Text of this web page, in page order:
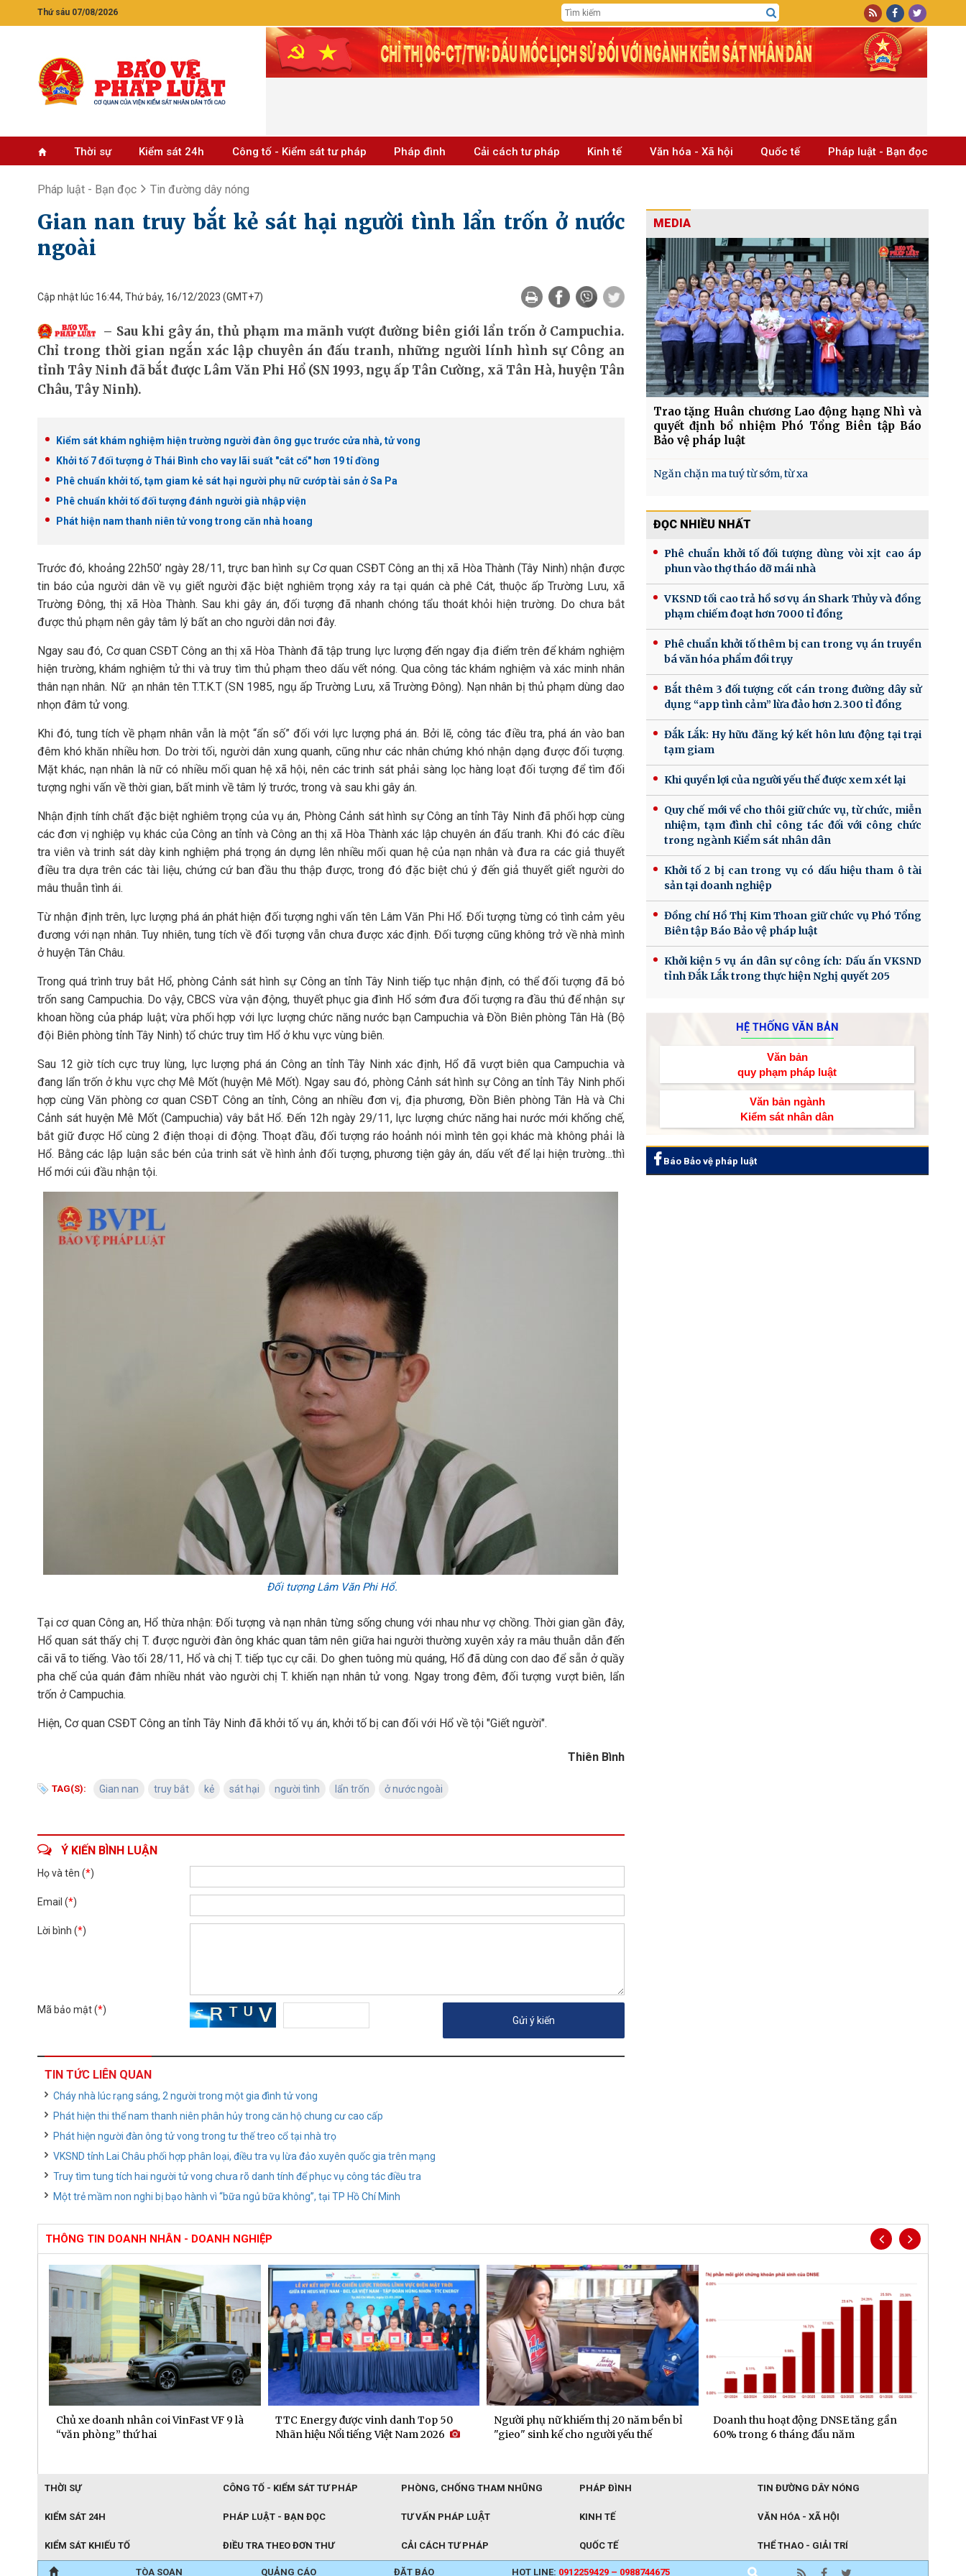
Thứ sáu 07/08/2026
Thời sự Kiểm sát 24h Công tố - Kiểm sát tư pháp Pháp đình Cải cách tư pháp Kinh tế Văn hóa - Xã hội Quốc tế Pháp luật - Bạn đọc
Pháp luật - Bạn đọc Tin đường dây nóng
Gian nan truy bắt kẻ sát hại người tình lẩn trốn ở nước
ngoài
Cập nhật lúc 16:44, Thứ bảy, 16/12/2023 (GMT+7)
Sau khi gây án, thủ phạm ma mãnh vượt đường biên giới lẩn trốn ở Campuchia.
Chỉ trong thời gian ngắn xác lập chuyên án đấu tranh, những người lính hình sự Công an
tỉnh Tây Ninh đã bắt được Lâm Văn Phi Hổ (SN 1993, ngụ ấp Tân Cường, xã Tân Hà, huyện Tân
Châu, Tây Ninh).
Kiểm sát khám nghiệm hiện trường người đàn ông gục trước cửa nhà, tử vong
Khởi tố 7 đối tượng ở Thái Bình cho vay lãi suất "cắt cổ" hơn 19 tỉ đồng
Phê chuẩn khởi tố, tạm giam kẻ sát hại người phụ nữ cướp tài sản ở Sa Pa
Phê chuẩn khởi tố đối tượng đánh người già nhập viện
Phát hiện nam thanh niên tử vong trong căn nhà hoang
Trước đó, khoảng 22h50’ ngày 28/11, trực ban hình sự Cơ quan CSĐT Công an thị xã Hòa Thành (Tây Ninh) nhận được
tin báo của người dân về vụ giết người đặc biệt nghiêm trọng xảy ra tại quán cà phê Cát, thuộc ấp Trường Lưu, xã
Trường Đông, thị xã Hòa Thành. Sau khi gây án, đối tượng đã nhanh chóng tẩu thoát khỏi hiện trường. Do chưa bắt
được thủ phạm nên gây tâm lý bất an cho người dân nơi đây.
Ngay sau đó, Cơ quan CSĐT Công an thị xã Hòa Thành đã tập trung lực lượng đến ngay địa điểm trên để khám nghiệm
hiện trường, khám nghiệm tử thi và truy tìm thủ phạm theo dấu vết nóng. Qua công tác khám nghiệm và xác minh nhân
thân nạn nhân. Nữ ạn nhân tên T.T.K.T (SN 1985, ngụ ấp Trường Lưu, xã Trường Đông). Nạn nhân bị thủ phạm dùng dao
nhọn đâm tử vong.
Khi đó, tung tích về phạm nhân vẫn là một “ẩn số” đối với lực lượng phá án. Bởi lẽ, công tác điều tra, phá án vào ban
đêm khó khăn nhiều hơn. Do trời tối, người dân xung quanh, cũng như các nhân chứng khó nhận dạng được đối tượng.
Mặt khác, nạn nhân là nữ có nhiều mối quan hệ xã hội, nên các trinh sát phải sàng lọc hàng loạt đối tượng để tìm đối
tượng nghi vấn về thời gian, bất minh về tâm lý trước, trong và sau khi gây án.
Nhận định tính chất đặc biệt nghiêm trọng của vụ án, Phòng Cảnh sát hình sự Công an tỉnh Tây Ninh đã phối hợp cùng
các đơn vị nghiệp vụ khác của Công an tỉnh và Công an thị xã Hòa Thành xác lập chuyên án đấu tranh. Khi đó các điều
tra viên và trinh sát dày kinh nghiệm phá trọng án dựng lên nhiều mối quan hệ của nạn nhân và đưa ra các giả thuyết
điều tra dựa trên các tài liệu, chứng cứ ban đầu thu thập được, trong đó đặc biệt chú ý đến giả thuyết giết người do
mâu thuẫn tình ái.
Từ nhận định trên, lực lượng phá án phát hiện đối tượng nghi vấn tên Lâm Văn Phi Hổ. Đối tượng từng có tình cảm yêu
đương với nạn nhân. Tuy nhiên, tung tích về đối tượng vẫn chưa được xác định. Đối tượng cũng không trở về nhà mình
ở huyện Tân Châu.
Trong quá trình truy bắt Hổ, phòng Cảnh sát hình sự Công an tỉnh Tây Ninh tiếp tục nhận định, có thể đối tượng đã bỏ
trốn sang Campuchia. Do vậy, CBCS vừa vận động, thuyết phục gia đình Hổ sớm đưa đối tượng ra đầu thú để nhận sự
khoan hồng của pháp luật; vừa phối hợp với lực lượng chức năng nước bạn Campuchia và Đồn Biên phòng Tân Hà (Bộ
đội Biên phòng tỉnh Tây Ninh) tổ chức truy tìm Hổ ở khu vực vùng biên.
Sau 12 giờ tích cực truy lùng, lực lượng phá án Công an tỉnh Tây Ninh xác định, Hổ đã vượt biên qua Campuchia và
đang lẩn trốn ở khu vực chợ Mê Mốt (huyện Mê Mốt). Ngay sau đó, phòng Cảnh sát hình sự Công an tỉnh Tây Ninh phối
hợp cùng Văn phòng cơ quan CSĐT Công an tỉnh, Công an nhiều đơn vị, địa phương, Đồn Biên phòng Tân Hà và Chi
Cảnh sát huyện Mê Mốt (Campuchia) vây bắt Hổ. Đến 12h ngày 29/11, lực lượng chức năng hai nước mới khống chế,
bắt giữ được Hổ cùng 2 điện thoại di động. Thoạt đầu, đối tượng ráo hoảnh nói mình tên gọi khác mà không phải là
Hổ. Bằng các lập luận sắc bén của trinh sát về hình ảnh đối tượng, phương tiện gây án, dấu vết để lại hiện trường…thì
Hổ mới cúi đầu nhận tội.
Đối tượng Lâm Văn Phi Hổ.
Tại cơ quan Công an, Hổ thừa nhận: Đối tượng và nạn nhân từng sống chung với nhau như vợ chồng. Thời gian gần đây,
Hổ quan sát thấy chị T. được người đàn ông khác quan tâm nên giữa hai người thường xuyên xảy ra mâu thuẫn dẫn đến
cãi vã to tiếng. Vào tối 28/11, Hổ và chị T. tiếp tục cự cãi. Do ghen tuông mù quáng, Hổ đã dùng con dao để sẵn ở quầy
pha chế của quán đâm nhiều nhát vào người chị T. khiến nạn nhân tử vong. Ngay trong đêm, đối tượng vượt biên, lẩn
trốn ở Campuchia.
Hiện, Cơ quan CSĐT Công an tỉnh Tây Ninh đã khởi tố vụ án, khởi tố bị can đối với Hổ về tội "Giết người".
Thiên Bình
TAG(S): Gian nan truy bắt kẻ sát hại người tình lẩn trốn ở nước ngoài
Ý KIẾN BÌNH LUẬN
Họ và tên (*)
Email (*)
Lời bình (*)
Mã bảo mật (*)
TIN TỨC LIÊN QUAN
Cháy nhà lúc rạng sáng, 2 người trong một gia đình tử vong
Phát hiện thi thể nam thanh niên phân hủy trong căn hộ chung cư cao cấp
Phát hiện người đàn ông tử vong trong tư thế treo cổ tại nhà trọ
VKSND tỉnh Lai Châu phối hợp phân loại, điều tra vụ lừa đảo xuyên quốc gia trên mạng
Truy tìm tung tích hai người tử vong chưa rõ danh tính để phục vụ công tác điều tra
Một trẻ mầm non nghi bị bạo hành vì “bữa ngủ bữa không”, tại TP Hồ Chí Minh
MEDIA
Trao tặng Huân chương Lao động hạng Nhì và
quyết định bổ nhiệm Phó Tổng Biên tập Báo
Bảo vệ pháp luật
Ngăn chặn ma tuý từ sớm, từ xa
ĐỌC NHIỀU NHẤT
Phê chuẩn khởi tố đối tượng dùng vòi xịt cao áp
phun vào thợ tháo dỡ mái nhà
VKSND tối cao trả hồ sơ vụ án Shark Thủy và đồng
phạm chiếm đoạt hơn 7000 tỉ đồng
Phê chuẩn khởi tố thêm bị can trong vụ án truyền
bá văn hóa phẩm đồi trụy
Bắt thêm 3 đối tượng cốt cán trong đường dây sử
dụng “app tình cảm” lừa đảo hơn 2.300 tỉ đồng
Đắk Lắk: Hy hữu đăng ký kết hôn lưu động tại trại
tạm giam
Khi quyền lợi của người yếu thế được xem xét lại
Quy chế mới về cho thôi giữ chức vụ, từ chức, miễn
nhiệm, tạm đình chỉ công tác đối với công chức
trong ngành Kiểm sát nhân dân
Khởi tố 2 bị can trong vụ có dấu hiệu tham ô tài
sản tại doanh nghiệp
Đồng chí Hồ Thị Kim Thoan giữ chức vụ Phó Tổng
Biên tập Báo Bảo vệ pháp luật
Khởi kiện 5 vụ án dân sự công ích: Dấu ấn VKSND
tỉnh Đắk Lắk trong thực hiện Nghị quyết 205
HỆ THỐNG VĂN BẢN
Văn bản
quy phạm pháp luật
Văn bản ngành
Kiểm sát nhân dân
Báo Bảo vệ pháp luật
THÔNG TIN DOANH NHÂN - DOANH NGHIỆP
Chủ xe doanh nhân coi VinFast VF 9 là
“văn phòng” thứ hai
TTC Energy được vinh danh Top 50
Nhãn hiệu Nổi tiếng Việt Nam 2026
Người phụ nữ khiếm thị 20 năm bền bỉ
"gieo" sinh kế cho người yếu thế
Doanh thu hoạt động DNSE tăng gần
60% trong 6 tháng đầu năm
THỜI SỰ CÔNG TỐ - KIỂM SÁT TƯ PHÁP PHÒNG, CHỐNG THAM NHŨNG PHÁP ĐÌNH TIN ĐƯỜNG DÂY NÓNG
KIỂM SÁT 24H PHÁP LUẬT - BẠN ĐỌC TƯ VẤN PHÁP LUẬT KINH TẾ VĂN HÓA - XÃ HỘI
KIỂM SÁT KHIẾU TỐ ĐIỀU TRA THEO ĐƠN THƯ CẢI CÁCH TƯ PHÁP QUỐC TẾ THỂ THAO - GIẢI TRÍ
TÒA SOẠN QUẢNG CÁO ĐẶT BÁO HOT LINE: 0912259429 – 0988744675